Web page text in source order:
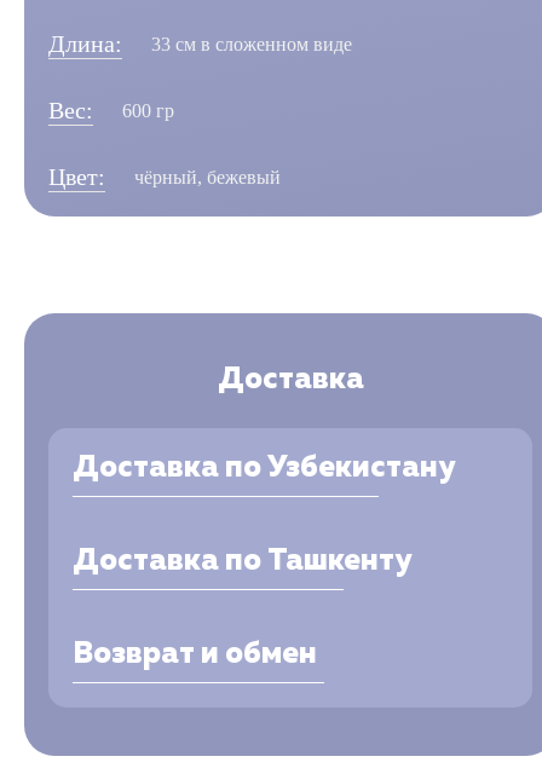
Длина: 33 см в сложенном виде
Вес: 600 гр
Цвет: чёрный, бежевый
Доставка
Доставка по Узбекистану
Доставка по Ташкенту
Возврат и обмен